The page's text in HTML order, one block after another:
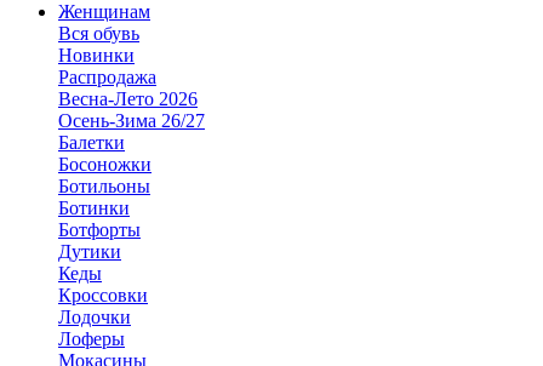
Женщинам
Вся обувь
Новинки
Распродажа
Весна-Лето 2026
Осень-Зима 26/27
Балетки
Босоножки
Ботильоны
Ботинки
Ботфорты
Дутики
Кеды
Кроссовки
Лодочки
Лоферы
Мокасины